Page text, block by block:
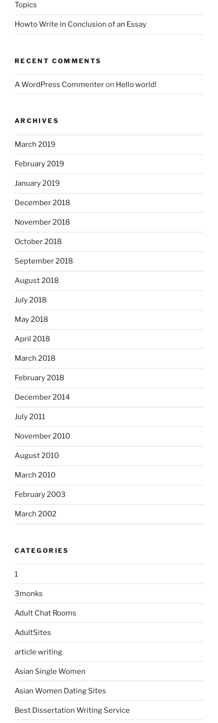
Topics
Howto Write in Conclusion of an Essay
RECENT COMMENTS
A WordPress Commenteron Hello world!
ARCHIVES
March 2019
February 2019
January 2019
December 2018
November 2018
October 2018
September 2018
August 2018
July 2018
May 2018
April 2018
March 2018
February 2018
December 2014
July 2011
November 2010
August 2010
March 2010
February 2003
March 2002
CATEGORIES
1
3monks
Adult Chat Rooms
AdultSites
article writing
Asian Single Women
Asian Women Dating Sites
Best Dissertation Writing Service